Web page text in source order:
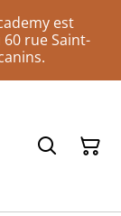
est
60 rue Saint-